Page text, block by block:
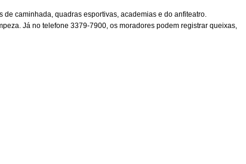
caminhada, quadras esportivas, academias e do anfiteatro.
Já no telefone 3379-7900, os moradores podem registrar queixas,